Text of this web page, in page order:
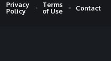
Privacy
Policy
Terms
of Use
Contact